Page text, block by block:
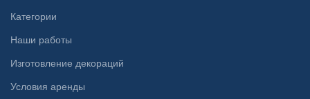
Категории
Наши работы
Изготовление декораций
Условия аренды